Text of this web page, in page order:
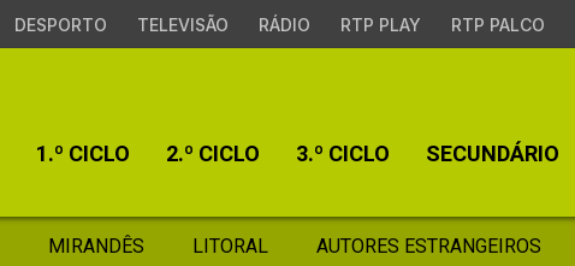
DESPORTO TELEVISÃO RÁDIO RTP PLAY RTP PALCO
1.º CICLO 2.º CICLO 3.º CICLO SECUNDÁRIO
MIRANDÊS LITORAL AUTORES ESTRANGEIROS